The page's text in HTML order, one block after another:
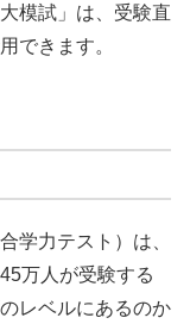
模試」は、受験直
できます。
学力テスト）は、
万人が受験する
レベルにあるのか